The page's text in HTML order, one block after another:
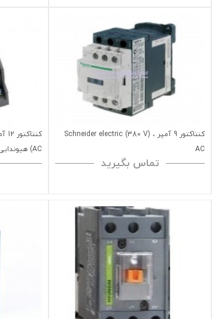
کنتاکتور 9 آمپر ، (Schneider electric (380 V
AC
تماس بگیرید
AC) هیوندایی